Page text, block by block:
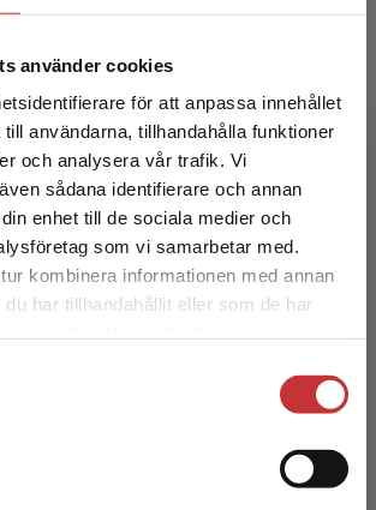
använder cookies
för att anpassa innehållet
användarna, tillhandahålla funktioner
och analysera vår trafik. Vi
sådana identifierare och annan
enhet till de sociala medier och
som vi samarbetar med.
kombinera informationen med annan
har tillhandahållit eller som de har
fraktregion
att du besöker
via en enhet utanför Sverige.
leveranser utanför Sverige. För
ett köp måste
idéhistoria
Anders
moms
244 kr